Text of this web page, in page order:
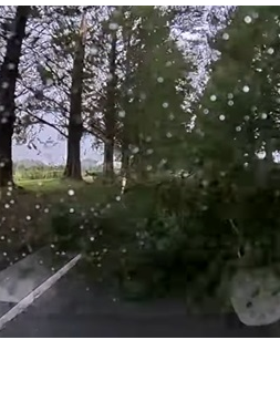
炎上覚悟で言うけど、手羽先っ
でも…」NEW!
「題名のない音楽会」ゲーム音楽
【画像】福岡、こんなのが普通に走
50歳になりました
YouTubeの広告に流れてきた“冷凍
凡庸な悪
ロープと滑車と犬マスクでエクスト
お前らの身体の悩み教えてくれ
『FF15』が発売10周年！ノクティ
みんななんだかんだ言ってお金持っ